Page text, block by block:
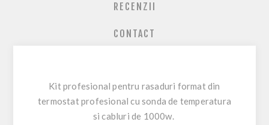
RECENZII
CONTACT
Kit profesional pentru rasaduri format din
termostat profesional cu sonda de temperatura
si cabluri de 1000w.